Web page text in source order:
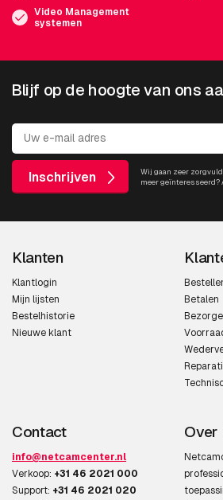
Video Management
systemen
Blijf op de hoogte van ons
Inschrijven
Wij gaan zeer
meer geïnteresseerd?
Klanten
Klantlogin
Mijn lijsten
Bestelhistorie
Nieuwe klant
Betalen
Contact
info@netcamcenter.nl
Verkoop: +31 46 2021 000
Support: +31 46 2021 020
Over